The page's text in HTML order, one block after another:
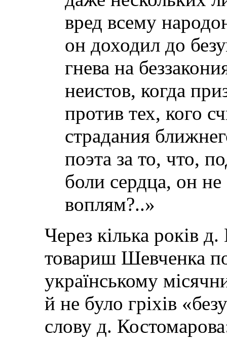
вред всему
он доходил до
гнева на
неистов, когда
против тех, кого
страдания
поэта за то, что,
боли сердца, он
воплям?..»
Через кілька років
товариш Шевченка
українському
й не було гріхів
слову д.